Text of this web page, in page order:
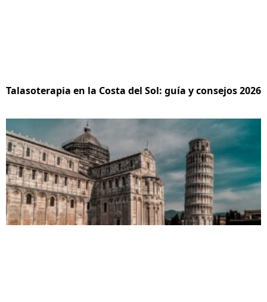
Talasoterapia en la Costa del Sol: guía y consejos 2026